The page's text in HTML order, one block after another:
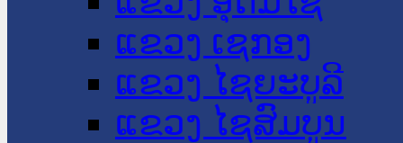
ແຂວງ ເຊກອງ
ແຂວງ ໄຊຍະບູລີ
ແຂວງ ໄຊສົມບູນ